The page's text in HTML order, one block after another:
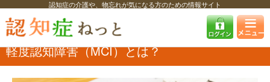
認知症の介護や、物忘れが気になる方のための情報サイト
認知症ねっと 認知症を知る 認知症・MCIの基礎知識
軽度認知障害
（MCI）とは？
軽度認知障害（MCI）とは？